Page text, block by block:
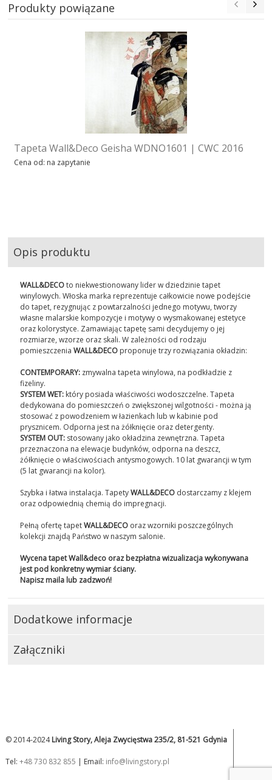
Produkty powiązane
Tapeta Wall&Deco Geisha WDNO1601 | CWC 2016
Cena od: na zapytanie
Opis produktu
WALL&DECOto niekwestionowany lider w dziedzinie tapet
winylowych. Włoska marka reprezentuje całkowicie nowe podejście
do tapet, rezygnując z powtarzalności jednego motywu, tworzy
własne malarskie kompozycje i motywy o wysmakowanej estetyce
oraz kolorystyce. Zamawiając tapetę sami decydujemy o jej
rozmiarze, wzorze oraz skali. W zależności od rodzaju
pomieszczeniaWALL&DECO proponuje trzy rozwiązania okładzin:
CONTEMPORARY: zmywalna tapeta winylowa, na podkładzie z
fizeliny.
SYSTEM WET: który posiada właściwości wodoszczelne. Tapeta
dedykowana do pomieszczeń o zwiększonej wilgotności - można ją
stosować z powodzeniem w łazienkach lub w kabinie pod
prysznicem. Odporna jest na żółknięcie oraz detergenty.
SYSTEM OUT: stosowany jako okładzina zewnętrzna. Tapeta
przeznaczona na elewacje budynków, odporna na deszcz,
żółknięcie o właściwościach antysmogowych. 10 lat gwarancji w tym
(5 lat gwarancji na kolor).
Szybka i łatwa instalacja. TapetyWALL&DECO dostarczamy z klejem
oraz odpowiednią chemią do impregnacji.
Pełną ofertę tapetWALL&DECO oraz wzorniki poszczególnych
kolekcji znajdą Państwo w naszym salonie.
Wycena tapet Wall&deco oraz bezpłatna wizualizacja wykonywana
jest pod konkretny wymiar ściany.
Napisz maila lub zadzwoń!
Dodatkowe informacje
Załączniki
© 2014-2024Living Story, Aleja Zwycięstwa 235/2, 81-521 Gdynia
Tel: +48 730 832 855 | Email: info@livingstory.pl